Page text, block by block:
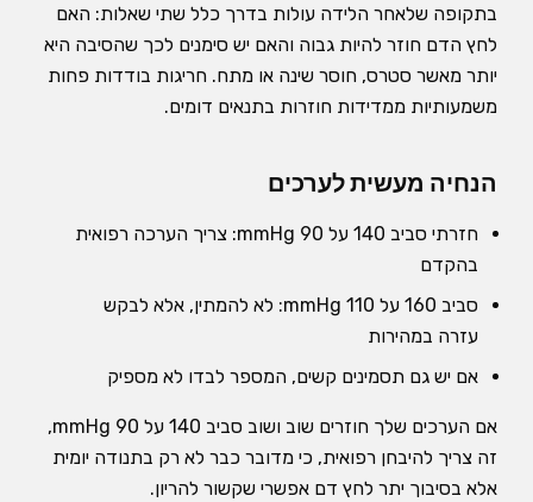
בתקופה שלאחר הלידה עולות בדרך כלל שתי שאלות: האם
לחץ הדם חוזר להיות גבוה והאם יש סימנים לכך שהסיבה היא
יותר מאשר סטרס, חוסר שינה או מתח. חריגות בודדות פחות
משמעותיות ממדידות חוזרות בתנאים דומים.
הנחיה מעשית לערכים
חזרתי סביב 140 על 90 mmHg: צריך הערכה רפואית
בהקדם
סביב 160 על 110 mmHg: לא להמתין, אלא לבקש
עזרה במהירות
אם יש גם תסמינים קשים, המספר לבדו לא מספיק
אם הערכים שלך חוזרים שוב ושוב סביב 140 על 90 mmHg,
זה צריך להיבחן רפואית, כי מדובר כבר לא רק בתנודה יומית
אלא בסיבוך יתר לחץ דם אפשרי שקשור להריון.